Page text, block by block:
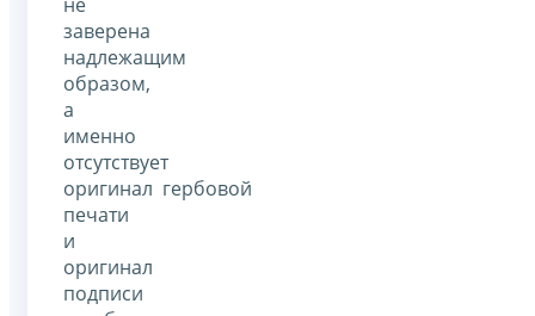
заверена
надлежащим
образом,
а
именно
отсутствует
оригинал гербовой
печати
и
оригинал
подписи